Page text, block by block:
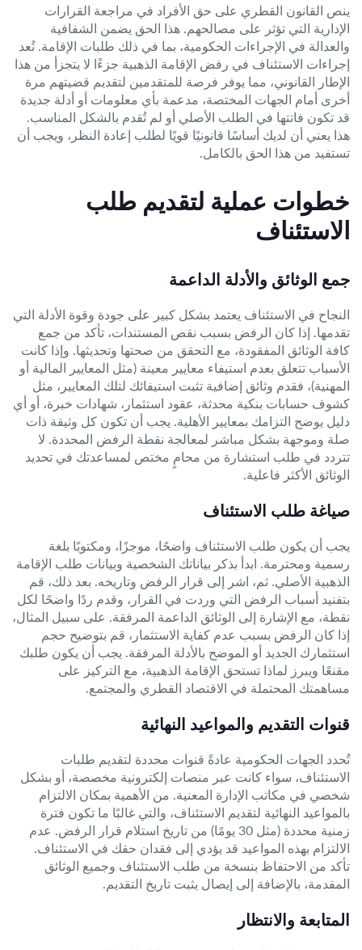
ينص القانون القطري على حق الأفراد في مراجعة القرارات
الإدارية التي تؤثر على مصالحهم. هذا الحق يضمن الشفافية
والعدالة في الإجراءات الحكومية، بما في ذلك طلبات الإقامة. تُعد
إجراءات الاستئناف في رفض الإقامة الذهبية جزءًا لا يتجزأ من هذا
الإطار القانوني، مما يوفر فرصة للمتقدمين لتقديم قضيتهم مرة
أخرى أمام الجهات المختصة، مدعمة بأي معلومات أو أدلة جديدة
قد تكون فاتتها في الطلب الأصلي أو لم تُقدم بالشكل المناسب.
هذا يعني أن لديك أساسًا قانونيًا قويًا لطلب إعادة النظر، ويجب أن
تستفيد من هذا الحق بالكامل.
خطوات عملية لتقديم طلب
الاستئناف
جمع الوثائق والأدلة الداعمة
النجاح في الاستئناف يعتمد بشكل كبير على جودة وقوة الأدلة التي
تقدمها. إذا كان الرفض بسبب نقص المستندات، تأكد من جمع
كافة الوثائق المفقودة، مع التحقق من صحتها وتحديثها. وإذا كانت
الأسباب تتعلق بعدم استيفاء معايير معينة (مثل المعايير المالية أو
المهنية)، فقدم وثائق إضافية تثبت استيفائك لتلك المعايير، مثل
كشوف حسابات بنكية محدثة، عقود استثمار، شهادات خبرة، أو أي
دليل يوضح التزامك بمعايير الأهلية. يجب أن تكون كل وثيقة ذات
صلة وموجهة بشكل مباشر لمعالجة نقطة الرفض المحددة. لا
تتردد في طلب استشارة من محامٍ مختص لمساعدتك في تحديد
الوثائق الأكثر فاعلية.
صياغة طلب الاستئناف
يجب أن يكون طلب الاستئناف واضحًا، موجزًا، ومكتوبًا بلغة
رسمية ومحترمة. ابدأ بذكر بياناتك الشخصية وبيانات طلب الإقامة
الذهبية الأصلي. ثم، اشر إلى قرار الرفض وتاريخه. بعد ذلك، قم
بتفنيد أسباب الرفض التي وردت في القرار، وقدم ردًا واضحًا لكل
نقطة، مع الإشارة إلى الوثائق الداعمة المرفقة. على سبيل المثال،
إذا كان الرفض بسبب عدم كفاية الاستثمار، قم بتوضيح حجم
استثمارك الجديد أو الموضح بالأدلة المرفقة. يجب أن يكون طلبك
مقنعًا ويبرز لماذا تستحق الإقامة الذهبية، مع التركيز على
مساهمتك المحتملة في الاقتصاد القطري والمجتمع.
قنوات التقديم والمواعيد النهائية
تُحدد الجهات الحكومية عادةً قنوات محددة لتقديم طلبات
الاستئناف، سواء كانت عبر منصات إلكترونية مخصصة، أو بشكل
شخصي في مكاتب الإدارة المعنية. من الأهمية بمكان الالتزام
بالمواعيد النهائية لتقديم الاستئناف، والتي غالبًا ما تكون فترة
زمنية محددة (مثل 30 يومًا) من تاريخ استلام قرار الرفض. عدم
الالتزام بهذه المواعيد قد يؤدي إلى فقدان حقك في الاستئناف.
تأكد من الاحتفاظ بنسخة من طلب الاستئناف وجميع الوثائق
المقدمة، بالإضافة إلى إيصال يثبت تاريخ التقديم.
المتابعة والانتظار